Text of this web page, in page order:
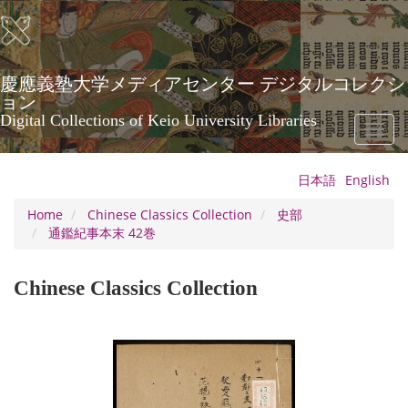
Skip
to
main
content
慶應義塾大学メディアセンター デジタルコレクシ
ョン
Digital Collections of Keio University Libraries
Toggle
日本語 English
Home
Chinese Classics Collection
史部
通鑑紀事本末 42巻
Chinese Classics Collection